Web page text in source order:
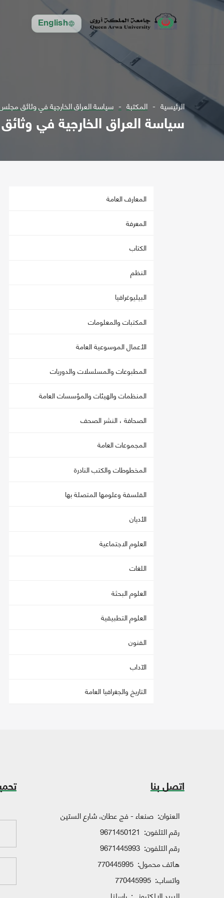
English
الرئيسية المكتبة سياسة العراق الخارجية في وثائق مجلس
سياسة العراق الخارجية في
المعارف العامة
المعرفة
الكتاب
النظم
البيليوغرافيا
المكتبات والمعلومات
الأعمال الموسوعية العامة
المطبوعات والمسلسلات والدوريات
المنظمات والهيئات والمؤسسات العامة
الصحافة ، النشر الصحف
المجموعات العامة
المخطوطات والكتب النادرة
الفلسفة وعلومها المتصلة بها
الأديان
العلوم الاجتماعية
اللغات
العلوم البحثة
العلوم التطبيقية
الفنون
الآداب
التاريخ والجغرافيا العامة
اتصل بنا
العنوان: صنعاء - فج عطان، شارع الستين
رقم التلفون: 9671450121
رقم التلفون: 9671445993
هاتف محمول: 770445995
واتساب: 770445995